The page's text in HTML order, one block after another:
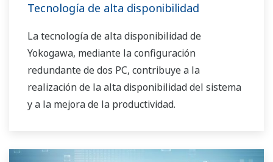
Tecnología de alta disponibilidad
La tecnología de alta disponibilidad de
Yokogawa, mediante la configuración
redundante de dos PC, contribuye a la
realización de la alta disponibilidad del sistema
y a la mejora de la productividad.